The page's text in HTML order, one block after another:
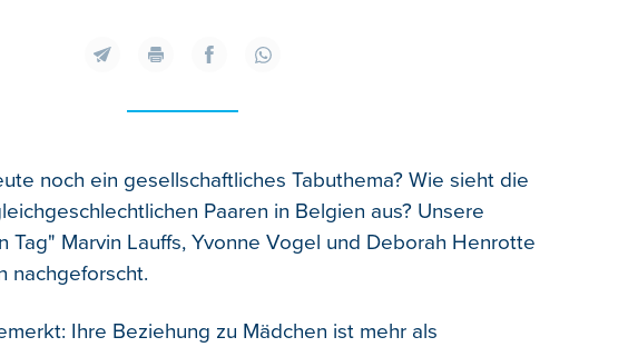
noch ein gesellschaftliches Tabuthema? Wie sieht die
Paaren in Belgien aus? Unsere
Tag" Marvin Lauffs, Yvonne Vogel und Deborah Henrotte
nachgeforscht.
Ihre Beziehung zu Mädchen ist mehr als